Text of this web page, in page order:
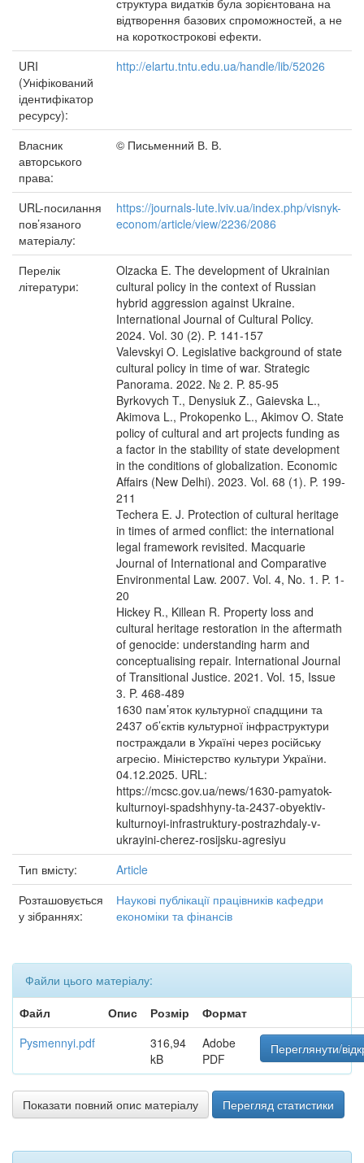
структура видатків була зорієнтована на
відтворення базових спроможностей, а не
на короткострокові ефекти.
URI
(Уніфікований
ідентифікатор
ресурсу):
http://elartu.tntu.edu.ua/handle/lib/52026
Власник
авторського
права:
© Письменний В. В.
URL-посилання
пов’язаного
матеріалу:
https://journals-lute.lviv.ua/index.php/visnyk-
econom/article/view/2236/2086
Перелік
літератури:
Olzacka E. The development of Ukrainian
cultural policy in the context of Russian
hybrid aggression against Ukraine.
International Journal of Cultural Policy.
2024. Vol. 30 (2). P. 141-157
Valevskyi O. Legislative background of state
cultural policy in time of war. Strategic
Panorama. 2022. № 2. P. 85-95
Byrkovych T., Denysiuk Z., Gaievska L.,
Akimova L., Prokopenko L., Akimov O. State
policy of cultural and art projects funding as
a factor in the stability of state development
in the conditions of globalization. Economic
Affairs (New Delhi). 2023. Vol. 68 (1). P. 199-
211
Techera E. J. Protection of cultural heritage
in times of armed conflict: the international
legal framework revisited. Macquarie
Journal of International and Comparative
Environmental Law. 2007. Vol. 4, No. 1. P. 1-
20
Hickey R., Killean R. Property loss and
cultural heritage restoration in the aftermath
of genocide: understanding harm and
conceptualising repair. International Journal
of Transitional Justice. 2021. Vol. 15, Issue
3. P. 468-489
1630 пам’яток культурної спадщини та
2437 об’єктів культурної інфраструктури
постраждали в Україні через російську
агресію. Міністерство культури України.
04.12.2025. URL:
https://mcsc.gov.ua/news/1630-pamyatok-
kulturnoyi-spadshhyny-ta-2437-obyektiv-
kulturnoyi-infrastruktury-postrazhdaly-v-
ukrayini-cherez-rosijsku-agresiyu
Тип вмісту:
Article
Розташовується
у зібраннях:
Наукові публікації працівників кафедри
економіки та фінансів
Файли цього матеріалу:
Файл
Опис Розмір
Формат
Pysmennyi.pdf
316,94
kB
Adobe
PDF
Переглянути/
Показати повний опис матеріалу Перегляд статистики